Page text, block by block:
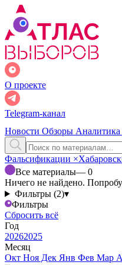
О проекте
Telegram-канал
Новости Обзоры Аналитика
Фальсификации ×
Все материалы— 0
Ничего не найдено.
Фильтры (2)▾
Фильтры
Сбросить всё
Год
20262025
Месяц
Окт Ноя Дек Янв Фев Мар